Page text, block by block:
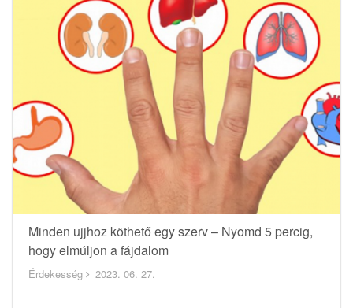
Minden ujjhoz köthető egy szerv – Nyomd 5 percig,
hogy elmúljon a fájdalom
Érdekesség 2023. 06. 27.